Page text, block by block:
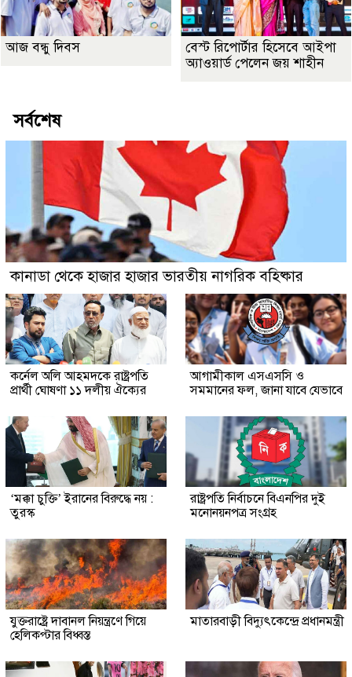
আজ বন্ধু দিবস
বেস্ট রিপোর্টার হিসেবে আইপা
অ্যাওয়ার্ড পেলেন জয় শাহীন
সর্বশেষ
কানাডা থেকে হাজার হাজার ভারতীয় নাগরিক বহিষ্কার
কর্নেল অলি আহমদকে রাষ্ট্রপতি
প্রার্থী ঘোষণা ১১ দলীয় ঐক্যের
আগামীকাল এসএসসি ও
সমমানের ফল, জানা যাবে যেভাবে
‘মক্কা চুক্তি’ ইরানের বিরুদ্ধে নয় :
তুরস্ক
রাষ্ট্রপতি নির্বাচনে বিএনপির দুই
মনোনয়নপত্র সংগ্রহ
যুক্তরাষ্ট্রে দাবানল নিয়ন্ত্রণে গিয়ে
হেলিকপ্টার বিধ্বস্ত
মাতারবাড়ী বিদ্যুৎকেন্দ্রে প্রধানমন্ত্রী